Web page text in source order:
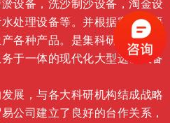
设备，洗沙制沙设备，淘金设
处理设备等。并根据客户的要
各种产品。是集科研开发，工
于一体的现代化大型选矿设备
，与各大科研机构结成战略
公司建立了良好的台作关系，